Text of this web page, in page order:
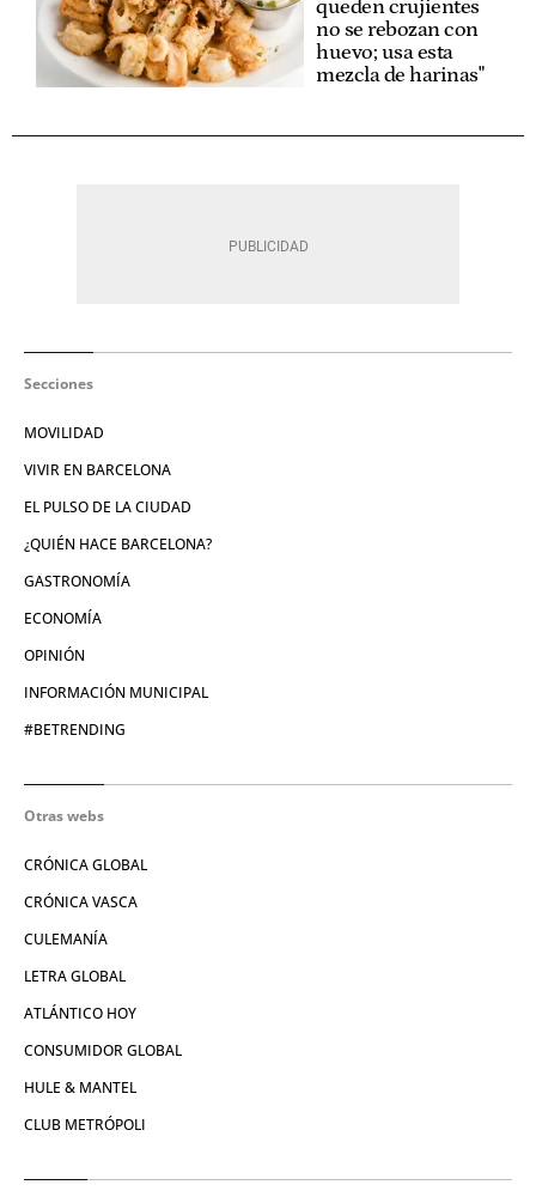
queden crujientes
no se rebozan con
huevo; usa esta
mezcla de harinas"
Secciones
MOVILIDAD
VIVIR EN BARCELONA
EL PULSO DE LA CIUDAD
¿QUIÉN HACE BARCELONA?
GASTRONOMÍA
ECONOMÍA
OPINIÓN
INFORMACIÓN MUNICIPAL
#BETRENDING
Otras webs
CRÓNICA GLOBAL
CRÓNICA VASCA
CULEMANÍA
LETRA GLOBAL
ATLÁNTICO HOY
CONSUMIDOR GLOBAL
HULE & MANTEL
CLUB METRÓPOLI